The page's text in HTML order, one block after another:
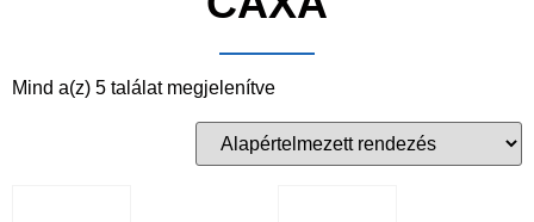
Mind a(z) 5 találat megjelenítve